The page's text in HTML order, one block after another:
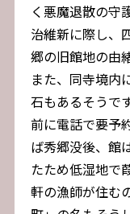
く悪魔退散の守
治維新に際し、
郷の旧館地の由
また、同寺境内
石もあるそうで
前に電話で要予
ば秀郷没後、館
たため低湿地で
軒の漁師が住む